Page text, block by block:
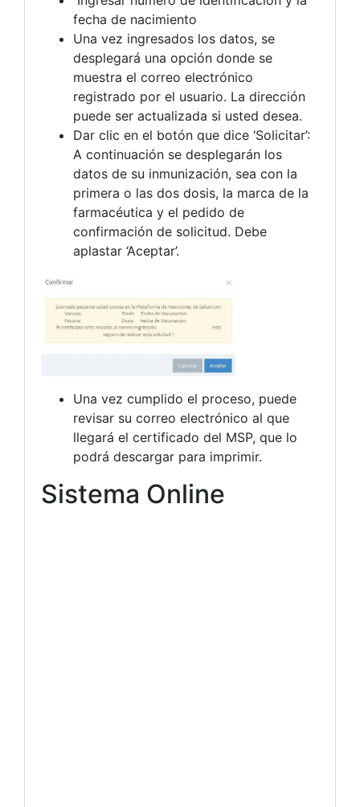
fecha de nacimiento
Una vez ingresados los datos, se
desplegará una opción donde se
muestra el correo electrónico
registrado por el usuario. La dirección
puede ser actualizada si usted desea.
Dar clic en el botón que dice ‘Solicitar’:
A continuación se desplegarán los
datos de su inmunización, sea con la
primera o las dos dosis, la marca de la
farmacéutica y el pedido de
confirmación de solicitud. Debe
aplastar ‘Aceptar’.
Una vez cumplido el proceso, puede
revisar su correo electrónico al que
llegará el certificado del MSP, que lo
podrá descargar para imprimir.
Sistema Online